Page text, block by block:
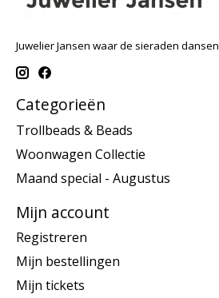
Juwelier Jansen waar de sieraden dansen
Categorieën
Trollbeads & Beads
Woonwagen Collectie
Maand special - Augustus
Mijn account
Registreren
Mijn bestellingen
Mijn tickets